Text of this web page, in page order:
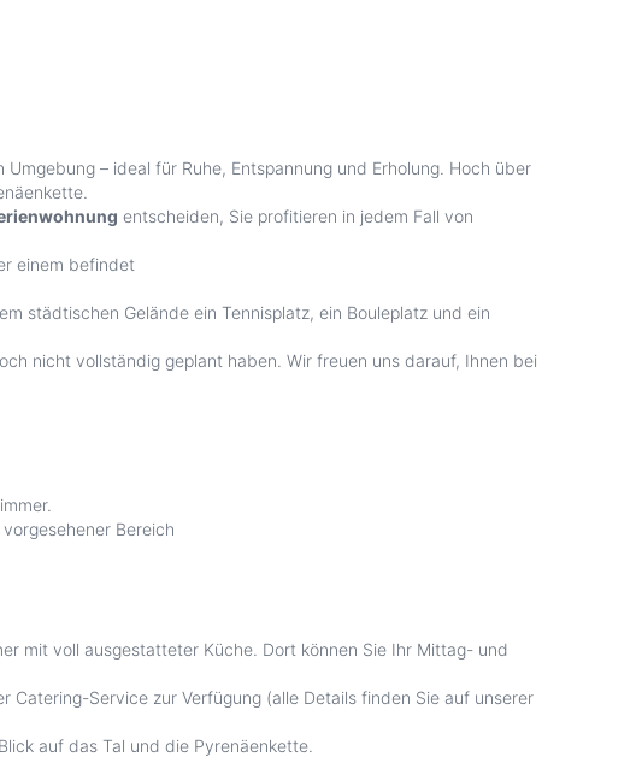
– ideal für Ruhe, Entspannung und Erholung. Hoch über
entscheiden, Sie profitieren in jedem Fall von
einem befindet
städtischen Gelände ein Tennisplatz, ein Bouleplatz und ein
nicht vollständig geplant haben. Wir freuen uns darauf, Ihnen bei
Bereich
mit voll ausgestatteter Küche. Dort können Sie Ihr Mittag- und
Service zur Verfügung (alle Details finden Sie auf unserer
auf das Tal und die Pyrenäenkette.